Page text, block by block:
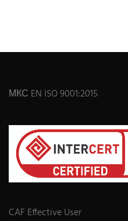
МКС EN ISO 9001:2015
CAF Effective User